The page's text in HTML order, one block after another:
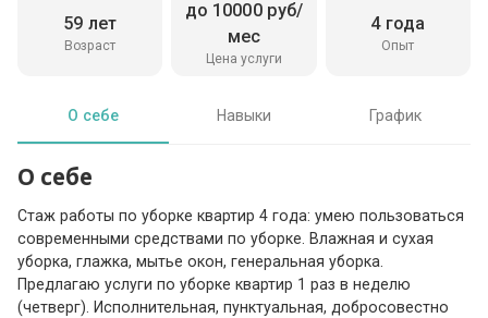
Возраст
59 лет
Цена услуги
до 10000 руб/
мес
Опыт
4 года
О себе Навыки График
О себе
Стаж работы по уборке квартир 4 года: умею пользоваться
современными средствами по уборке. Влажная и сухая
уборка, глажка, мытье окон, генеральная уборка.
Предлагаю услуги по уборке квартир 1 раз в неделю
(четверг). Исполнительная, пунктуальная, добросовестно